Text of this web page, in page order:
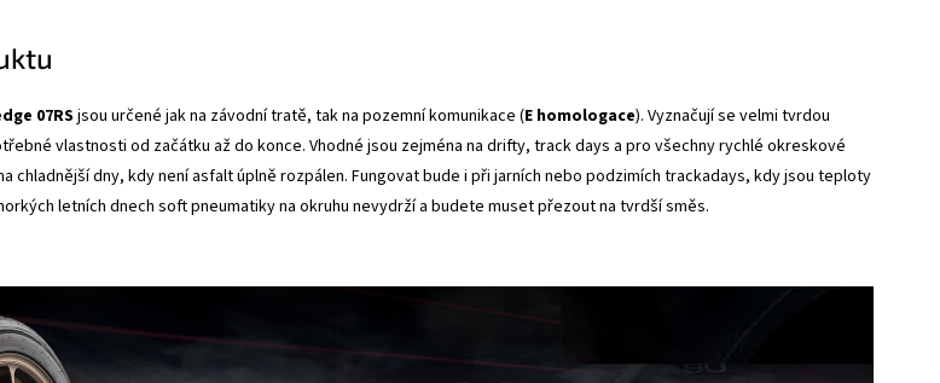
07RS jsou určené jak na závodní tratě, tak na pozemní komunikace (E homologace). Vyznačují se velmi tvrdou
vlastnosti od začátku až do konce. Vhodné jsou zejména na drifty, track days a pro všechny rychlé okreskové
chladnější dny, kdy není asfalt úplně rozpálen. Fungovat bude i při jarních nebo podzimích trackadays, kdy jsou teploty
letních dnech soft pneumatiky na okruhu nevydrží a budete muset přezout na tvrdší směs.